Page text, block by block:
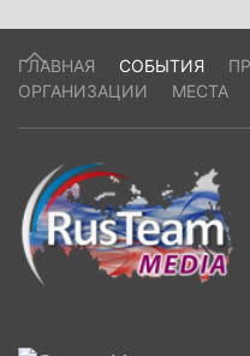
ГЛАВНАЯ СОБЫТИЯ
ОРГАНИЗАЦИИ
МЕСТА